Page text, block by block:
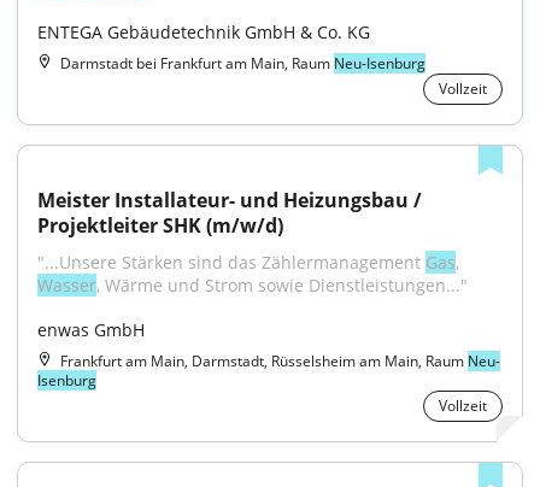
ENTEGA Gebäudetechnik GmbH & Co. KG
Darmstadt bei Frankfurt am Main, Raum Neu-Isenburg
Vollzeit
Meister Installateur- und Heizungsbau /
Projektleiter SHK (m/w/d)
"...Unsere Stärken sind das Zählermanagement Gas
Wasser, Wärme und Strom sowie Dienstleistungen..."
enwas GmbH
Frankfurt am Main, Darmstadt, Rüsselsheim am Main, Raum Neu-
Isenburg
Vollzeit